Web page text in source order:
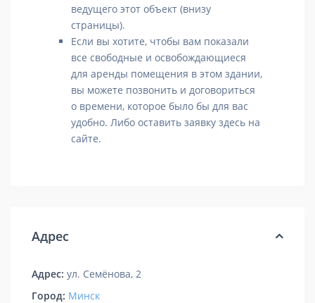
ведущего этот объект (внизу
страницы).
Если вы хотите, чтобы вам показали
все свободные и освобождающиеся
для аренды помещения в этом здании,
вы можете позвонить и договориться
о времени, которое было бы для вас
удобно. Либо оставить заявку здесь на
сайте.
Адрес
Адрес: ул. Семёнова, 2
Город: Минск